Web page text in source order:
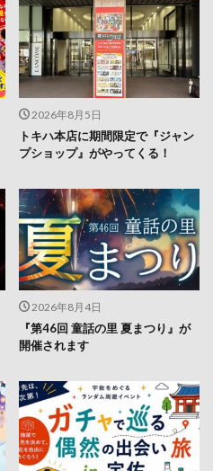
2026年8月5日
トキハ本店に期間限定で『ジャン
プショップ』がやってくる！
2026年8月4日
『第46回 童話の里 夏まつり』が
開催されます